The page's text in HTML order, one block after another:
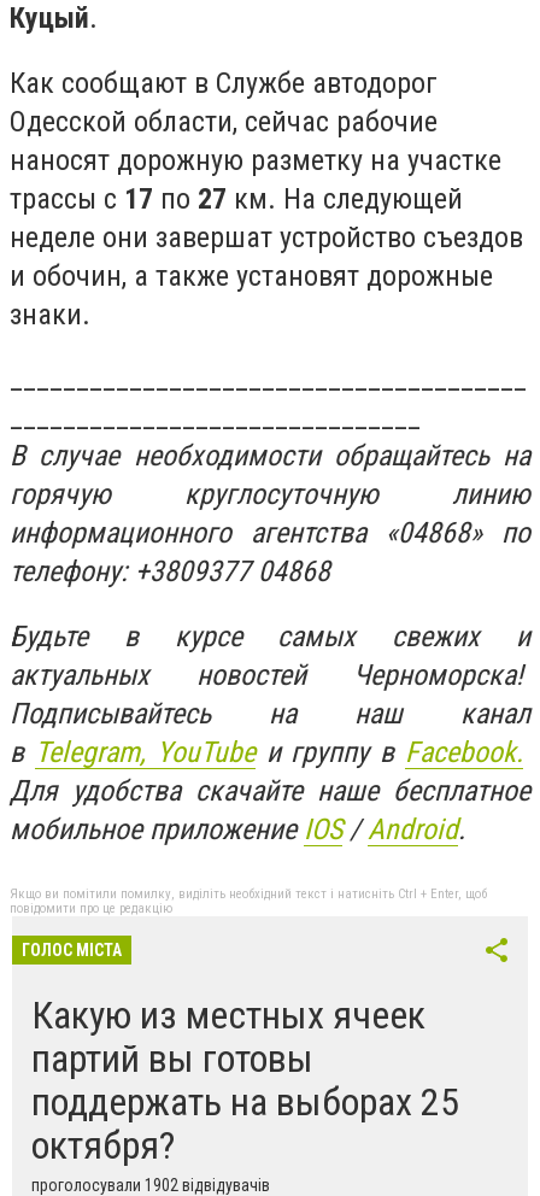
Куцый.
Как сообщают в Службе автодорог
Одесской области, сейчас рабочие
наносят дорожную разметку на участке
трассы с 17 по 27 км. На следующей
неделе они завершат устройство съездов
и обочин, а также установят дорожные
знаки.
В случае необходимости обращайтесь на
горячую круглосуточную линию
информационного агентства «04868» по
телефону: +3809377 04868
Будьте в курсе самых свежих и
актуальных новостей Черноморска!
Подписывайтесь на наш канал
в Telegram, YouTubeи группу в Facebook.
Для удобства скачайте наше бесплатное
мобильное приложение IOS/Android.
Якщо ви помітили помилку, виділіть необхідний текст і натисніть Ctrl + Enter, щоб
повідомити про це редакцію
ГОЛОС МІСТА
Какую из местных ячеек
партий вы готовы
поддержать на выборах 25
октября?
проголосували 1902 відвідувачів